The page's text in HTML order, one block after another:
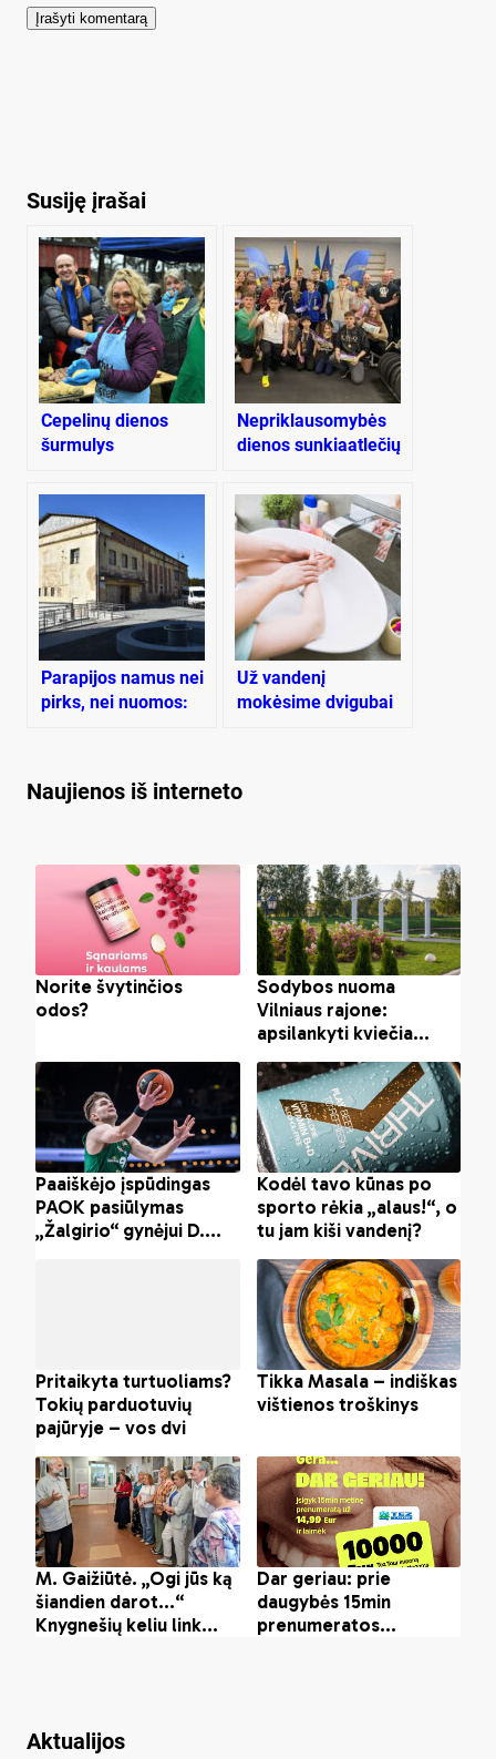
Susiję įrašai
Cepelinų dienos
šurmulys
Nepriklausomybės
dienos sunkiaatlečių
Pa­ra­pi­jos na­mus nei
pirks, nei nuo­mos:
Už vandenį
mokėsime dvigubai
Naujienos iš interneto
Aktualijos